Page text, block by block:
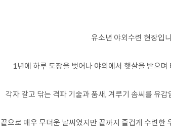
유소년 야외수련 현장입
1년에 하루 도장을 벗어나 야외에서 햇살을 받으
각자 갈고 닦는 격파 기술과 품새, 겨루기 솜씨를 유
끝으로 매우 무더운 날씨였지만 끝까지 즐겁게 수련한